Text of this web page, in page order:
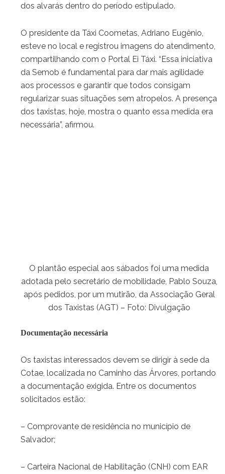
dos alvarás dentro do período estipulado.
O presidente da Táxi Coometas, Adriano Eugênio,
esteve no local e registrou imagens do atendimento,
compartilhando com o Portal Ei Táxi. “Essa iniciativa
da Semob é fundamental para dar mais agilidade
aos processos e garantir que todos consigam
regularizar suas situações sem atropelos. A presença
dos taxistas, hoje, mostra o quanto essa medida era
necessária”, afirmou.
O plantão especial aos sábados foi uma medida
adotada pelo secretário de mobilidade, Pablo Souza,
após pedidos, por um mutirão, da Associação Geral
dos Taxistas (AGT) – Foto: Divulgação
Documentação necessária
Os taxistas interessados devem se dirigir à sede da
Cotae, localizada no Caminho das Árvores, portando
a documentação exigida. Entre os documentos
solicitados estão:
– Comprovante de residência no município de
Salvador;
– Carteira Nacional de Habilitação (CNH) com EAR